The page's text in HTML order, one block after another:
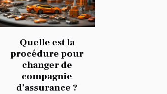
Quelle est la
procédure pour
changer de
compagnie
d’assurance ?